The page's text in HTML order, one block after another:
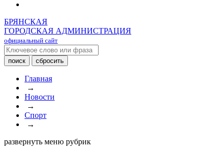
БРЯНСКАЯ
ГОРОДСКАЯ АДМИНИСТРАЦИЯ
официальный сайт
Главная
→
Новости
→
Спорт
→
развернуть меню рубрик